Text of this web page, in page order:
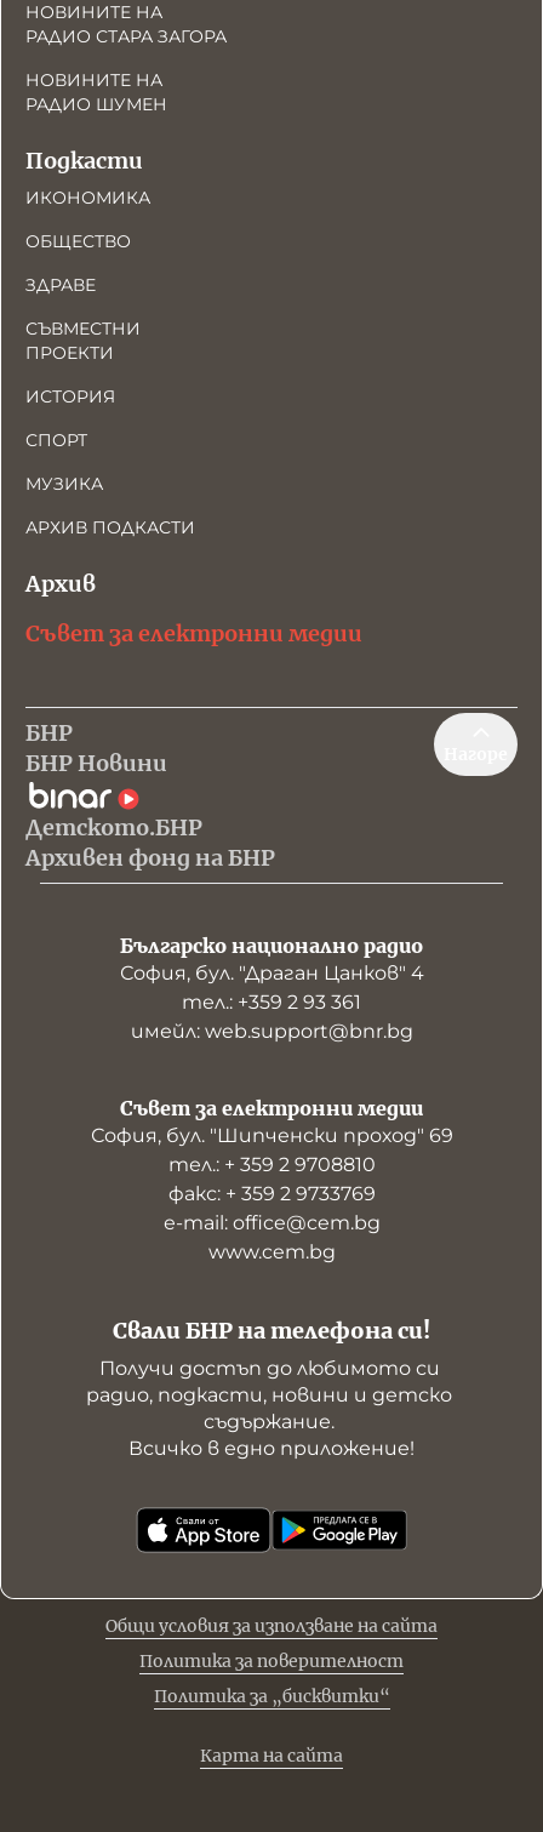
НОВИНИТЕ НА
РАДИО СТАРА ЗАГОРА
НОВИНИТЕ НА
РАДИО ШУМЕН
Подкасти
ИКОНОМИКА
ОБЩЕСТВО
ЗДРАВЕ
СЪВМЕСТНИ
ПРОЕКТИ
ИСТОРИЯ
СПОРТ
МУЗИКА
АРХИВ ПОДКАСТИ
Архив
Съвет за електронни медии
БНР
БНР Новини
Детското.БНР
Архивен фонд на БНР
Българско национално радио
София, бул. "Драган Цанков" 4
тел.: +359 2 93 361
имейл: web.support@bnr.bg
Свали БНР на телефона си!
Получи достъп до любимото си
радио, подкасти, новини и детско
съдържание.
Всичко в едно приложение!
Съвет за електронни медии
София, бул. "Шипченски проход" 69
тел.: + 359 2 9708810
факс: + 359 2 9733769
е-mail: office@cem.bg
www.cem.bg
Общи условия за използване на сайта
Политика за поверителност
Политика за „бисквитки“
Карта на сайта